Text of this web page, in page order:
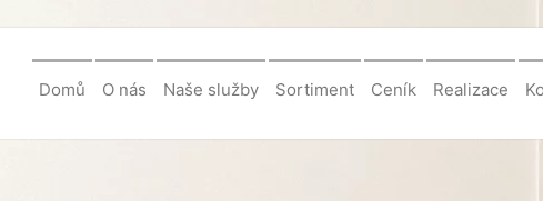
Domů O nás Naše služby Sortiment Ceník Realizace